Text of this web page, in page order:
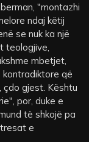
"montazhi
ndaj këtij
se nuk ka një
teologjive,
mbetjet,
kontradiktore që
çdo gjest. Kështu
por, duke e
të shkojë pa
e